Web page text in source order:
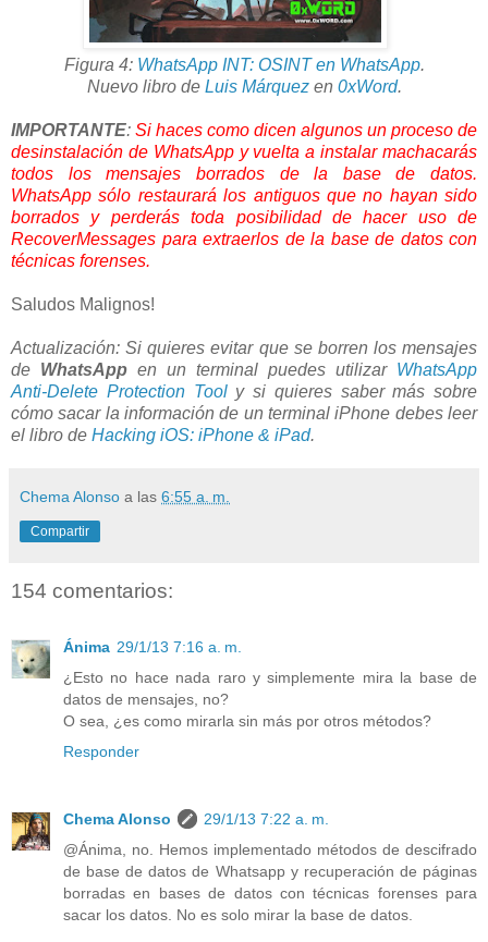
Figura 4: WhatsApp INT: OSINT en WhatsApp.
Nuevo libro de Luis Márquezen 0xWord.
IMPORTANTE: Si haces como dicen algunos un proceso de
desinstalación de WhatsApp y vuelta a instalar machacarás
todos los mensajes borrados de la base de datos.
WhatsApp sólo restaurará los antiguos que no hayan sido
borrados y perderás toda posibilidad de hacer uso de
RecoverMessages para extraerlos de la base de datos con
técnicas forenses.
Saludos Malignos!
Actualización: Si quieres evitar que se borren los mensajes
de WhatsApp en un terminal puedes utilizar WhatsApp
Anti-Delete Protection Tooly si quieres saber más sobre
cómo sacar la información de un terminal iPhone debes leer
el libro de Hacking iOS: iPhone & iPad.
Chema Alonso a las 6:55 a. m.
Compartir
154 comentarios:
Ánima 29/1/13 7:16 a. m.
¿Esto no hace nada raro y simplemente mira la base de
datos de mensajes, no?
O sea, ¿es como mirarla sin más por otros métodos?
Responder
Chema Alonso
29/1/13 7:22 a. m.
@Ánima, no. Hemos implementado métodos de descifrado
de base de datos de Whatsapp y recuperación de páginas
borradas en bases de datos con técnicas forenses para
sacar los datos. No es solo mirar la base de datos.